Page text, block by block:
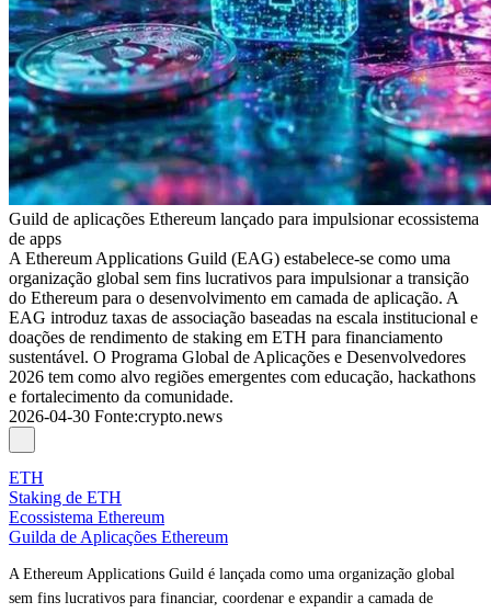
Guild de aplicações Ethereum lançado para impulsionar ecossistema
de apps
A Ethereum Applications Guild (EAG) estabelece-se como uma
organização global sem fins lucrativos para impulsionar a transição
do Ethereum para o desenvolvimento em camada de aplicação. A
EAG introduz taxas de associação baseadas na escala institucional e
doações de rendimento de staking em ETH para financiamento
sustentável. O Programa Global de Aplicações e Desenvolvedores
2026 tem como alvo regiões emergentes com educação, hackathons
e fortalecimento da comunidade.
2026-04-30 Fonte:crypto.news
ETH
Staking de ETH
Ecossistema Ethereum
Guilda de Aplicações Ethereum
A Ethereum Applications Guild é lançada como uma organização global
sem fins lucrativos para financiar, coordenar e expandir a camada de